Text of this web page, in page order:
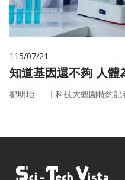
115/07/21
知道基
鄒明珆 ｜ 科技大觀園特約記